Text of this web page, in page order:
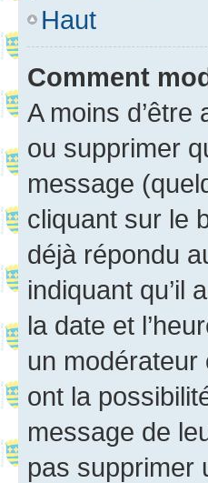
Haut
Comment
A moins
ou supprimer
message
cliquant sur le
déjà répondu
indiquant qu’il
la date et
un
ont la
message de
pas supprimer